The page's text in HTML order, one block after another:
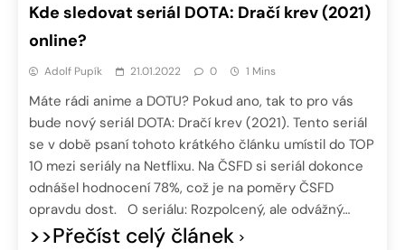
Kde sledovat seriál DOTA: Dračí krev (2021)
online?
Adolf Pupík 21.01.2022 0 1 Mins
Máte rádi anime a DOTU? Pokud ano, tak to pro vás
bude nový seriál DOTA: Dračí krev (2021). Tento seriál
se v době psaní tohoto krátkého článku umístil do TOP
10 mezi seriály na Netflixu. Na ČSFD si seriál dokonce
odnášel hodnocení 78%, což je na poměry ČSFD
opravdu dost. O seriálu: Rozpolcený, ale odvážný…
>>Přečíst celý článek